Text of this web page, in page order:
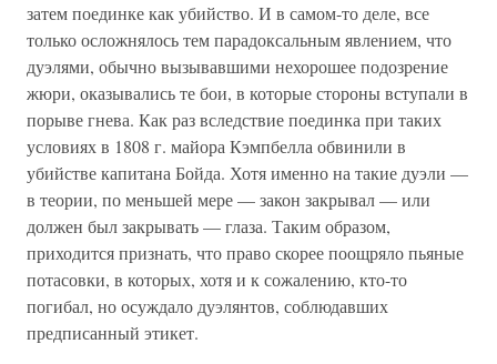
затем поединке как убийство. И в самом-то деле, все
только осложнялось тем парадоксальным явлением, что
дуэлями, обычно вызывавшими нехорошее подозрение
жюри, оказывались те бои, в которые стороны вступали в
порыве гнева. Как раз вследствие поединка при таких
условиях в 1808 г. майора Кэмпбелла обвинили в
убийстве капитана Бойда. Хотя именно на такие дуэли —
в теории, по меньшей мере — закон закрывал — или
должен был закрывать — глаза. Таким образом,
приходится признать, что право скорее поощряло пьяные
потасовки, в которых, хотя и к сожалению, кто-то
погибал, но осуждало дуэлянтов, соблюдавших
предписанный этикет.